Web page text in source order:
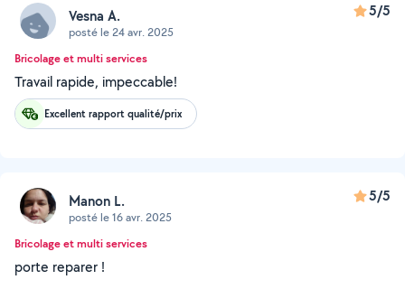
Vesna A.
posté le 24 avr. 2025
5/5
Bricolage et multi services
Travail rapide, impeccable!
Excellent rapport qualité/prix
Manon L.
posté le 16 avr. 2025
5/5
Bricolage et multi services
porte reparer !